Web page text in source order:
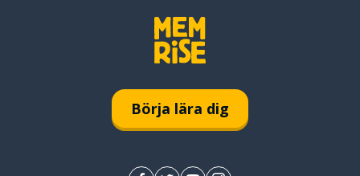
Börja lära dig